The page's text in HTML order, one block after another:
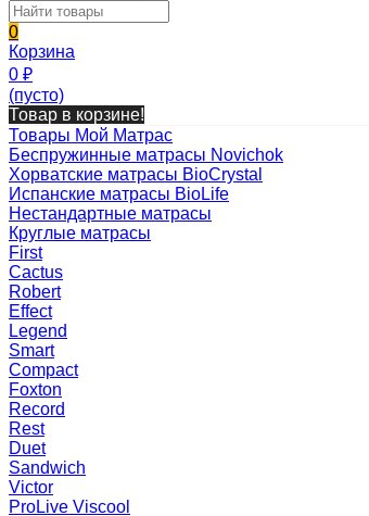
0
Корзина
0 ₽
(пусто)
Товар в корзине!
Товары Мой Матрас
Беспружинные матрасы Novichok
Хорватские матрасы BioCrystal
Испанские матрасы BioLife
Нестандартные матрасы
Круглые матрасы
First
Cactus
Robert
Effect
Legend
Smart
Compact
Foxton
Record
Rest
Duet
Sandwich
Victor
ProLive Viscool